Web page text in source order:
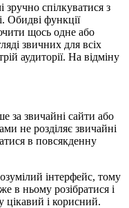
зручно спілкуватися з
Обидві функції
щось одне або
звичних для всіх
аудиторії. На відміну
за звичайні сайти або
не розділяє звичайні
в повсякденну
інтерфейс, тому
в ньому розібратися і
цікавий і корисний.